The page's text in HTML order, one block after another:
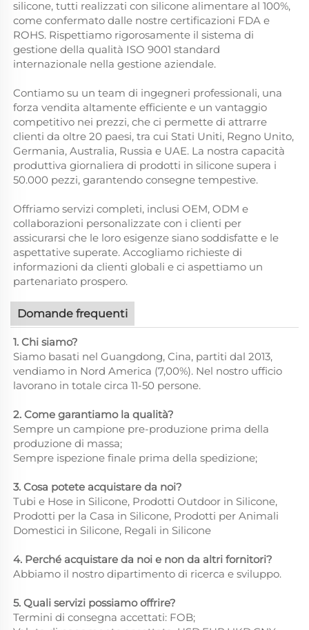
silicone, tutti realizzati con silicone alimentare al 100%,
come confermato dalle nostre certificazioni FDA e
ROHS. Rispettiamo rigorosamente il sistema di
gestione della qualità ISO 9001 standard
internazionale nella gestione aziendale.
Contiamo su un team di ingegneri professionali, una
forza vendita altamente efficiente e un vantaggio
competitivo nei prezzi, che ci permette di attrarre
clienti da oltre 20 paesi, tra cui Stati Uniti, Regno Unito,
Germania, Australia, Russia e UAE. La nostra capacità
produttiva giornaliera di prodotti in silicone supera i
50.000 pezzi, garantendo consegne tempestive.
Offriamo servizi completi, inclusi OEM, ODM e
collaborazioni personalizzate con i clienti per
assicurarsi che le loro esigenze siano soddisfatte e le
aspettative superate. Accogliamo richieste di
informazioni da clienti globali e ci aspettiamo un
partenariato prospero.
Domande frequenti
1. Chi siamo?
Siamo basati nel Guangdong, Cina, partiti dal 2013,
vendiamo in Nord America (7,00%). Nel nostro ufficio
lavorano in totale circa 11-50 persone.
2. Come garantiamo la qualità?
Sempre un campione pre-produzione prima della
produzione di massa;
Sempre ispezione finale prima della spedizione;
3. Cosa potete acquistare da noi?
Tubi e Hose in Silicone, Prodotti Outdoor in Silicone,
Prodotti per la Casa in Silicone, Prodotti per Animali
Domestici in Silicone, Regali in Silicone
4. Perché acquistare da noi e non da altri fornitori?
Abbiamo il nostro dipartimento di ricerca e sviluppo.
5. Quali servizi possiamo offrire?
Termini di consegna accettati: FOB;